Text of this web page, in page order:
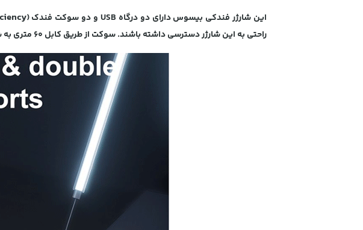
این شارژر فندکی بیسوس دارای دو درگاه USB و دو سوکت فندک (
راحتی به این شارژر دسترسی داشته باشند. سوکت از طریق کابل 60 متری به شارژر فندکی متصل می شود.